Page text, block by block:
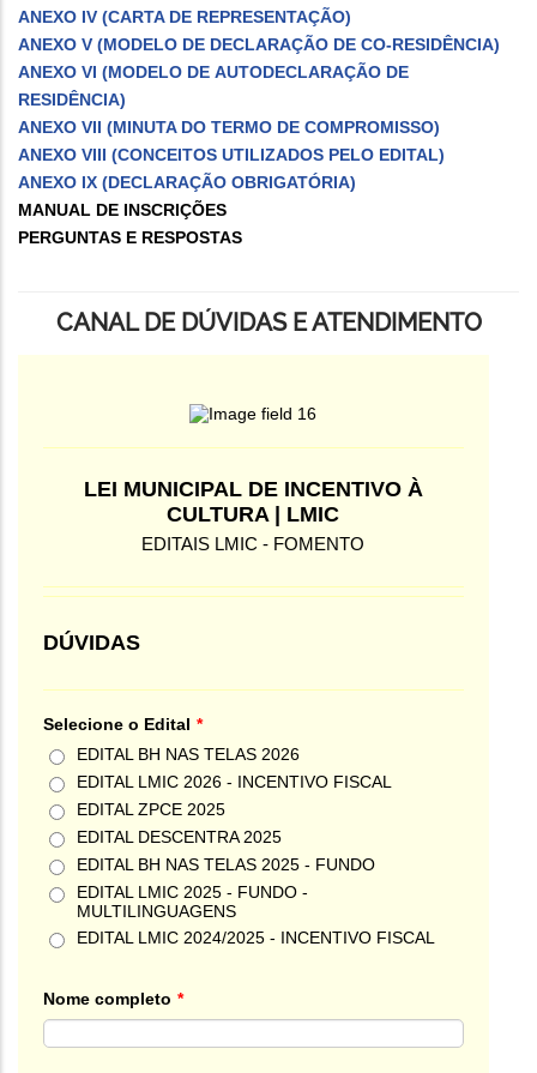
ANEXO IV (CARTA DE REPRESENTAÇÃO)
ANEXO V (MODELO DE DECLARAÇÃO DE CO-RESIDÊNCIA)
ANEXO VI (MODELO DE AUTODECLARAÇÃO DE
RESIDÊNCIA)
ANEXO VII (MINUTA DO TERMO DE COMPROMISSO)
ANEXO VIII (CONCEITOS UTILIZADOS PELO EDITAL)
ANEXO IX (DECLARAÇÃO OBRIGATÓRIA)
MANUAL DE INSCRIÇÕES
PERGUNTAS E RESPOSTAS
CANAL DE DÚVIDAS E ATENDIMENTO